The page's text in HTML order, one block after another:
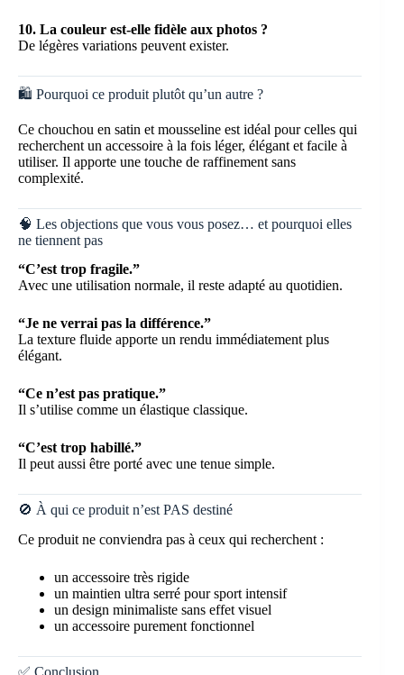
10. La couleur est-elle fidèle aux photos ?
De légères variations peuvent exister.
🛍️ Pourquoi ce produit plutôt qu’un autre ?
Ce chouchou en satin et mousseline est idéal pour celles qui
recherchent un accessoire à la fois léger, élégant et facile à
utiliser. Il apporte une touche de raffinement sans
complexité.
🧠 Les objections que vous vous posez… et pourquoi elles
ne tiennent pas
“C’est trop fragile.”
Avec une utilisation normale, il reste adapté au quotidien.
“Je ne verrai pas la différence.”
La texture fluide apporte un rendu immédiatement plus
élégant.
“Ce n’est pas pratique.”
Il s’utilise comme un élastique classique.
“C’est trop habillé.”
Il peut aussi être porté avec une tenue simple.
🚫 À qui ce produit n’est PAS destiné
Ce produit ne conviendra pas à ceux qui recherchent :
un accessoire très rigide
un maintien ultra serré pour sport intensif
un design minimaliste sans effet visuel
un accessoire purement fonctionnel